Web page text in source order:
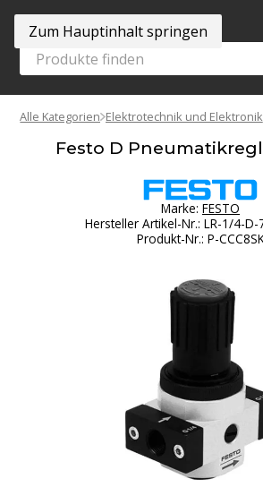
Zum Hauptinhalt springen
Alle Kategorien Elektrotechnik und Elektronik
Festo D
Marke: FESTO
Hersteller Artikel-Nr.: LR-1/4-D-
Produkt-Nr.: P-